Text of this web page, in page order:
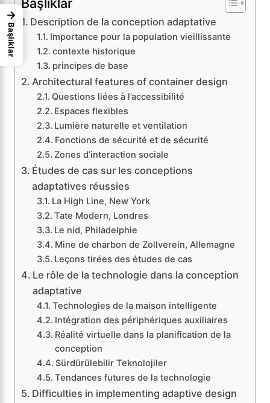
Description de la conception adaptative
Importance pour la population vieillissante
contexte historique
principes de base
Architectural features of container design
Questions liées à l’accessibilité
Espaces flexibles
Lumière naturelle et ventilation
Fonctions de sécurité et de sécurité
Zones d’interaction sociale
Études de cas sur les conceptions
adaptatives réussies
La High Line, New York
Tate Modern, Londres
Le nid, Philadelphie
Mine de charbon de Zollverein, Allemagne
Leçons tirées des études de cas
Le rôle de la technologie dans la conception
adaptative
Technologies de la maison intelligente
Intégration des périphériques auxiliaires
Réalité virtuelle dans la planification de la
conception
Sürdürülebilir Teknolojiler
Tendances futures de la technologie
Difficulties in implementing adaptive design
→
Başlıklar